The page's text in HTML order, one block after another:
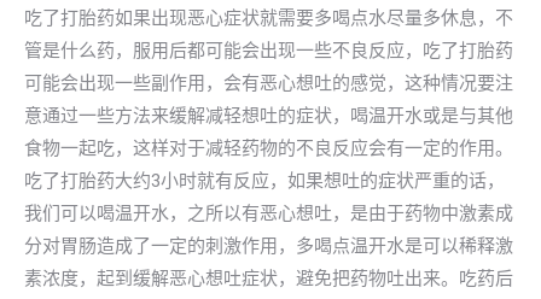
吃了打胎药如果出现恶心症状就需要多喝点水尽量多休息，不
管是什么药，服用后都可能会出现一些不良反应，吃了打胎药
可能会出现一些副作用，会有恶心想吐的感觉，这种情况要注
意通过一些方法来缓解减轻想吐的症状，喝温开水或是与其他
食物一起吃，这样对于减轻药物的不良反应会有一定的作用。
吃了打胎药大约3小时就有反应，如果想吐的症状严重的话，
我们可以喝温开水，之所以有恶心想吐，是由于药物中激素成
分对胃肠造成了一定的刺激作用，多喝点温开水是可以稀释激
素浓度，起到缓解恶心想吐症状，避免把药物吐出来。吃药后